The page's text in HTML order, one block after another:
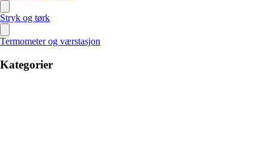
Stryk og tørk
Termometer og værstasjon
Kategorier